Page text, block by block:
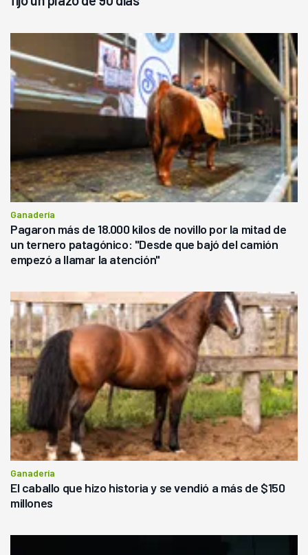
Ganadería
Pagaron más de 18.000 kilos de novillo por la mitad de
un ternero patagónico: "Desde que bajó del camión
empezó a llamar la atención"
Ganadería
El caballo que hizo historia y se vendió a más de $150
millones